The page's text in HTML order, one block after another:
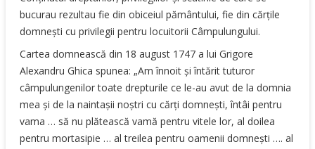
bucurau rezultau fie din obiceiul pământului, fie din cărţile
domneşti cu privilegii pentru locuitorii Câmpulungului.
Cartea domnească din 18 august 1747 a lui Grigore
Alexandru Ghica spunea: „Am înnoit şi întărit tuturor
câmpulungenilor toate drepturile ce le-au avut de la domnia
mea şi de la naintaşii noştri cu cărţi domneşti, întâi pentru
vama … să nu plătească vamă pentru vitele lor, al doilea
pentru mortasipie … al treilea pentru oamenii domneşti …. al